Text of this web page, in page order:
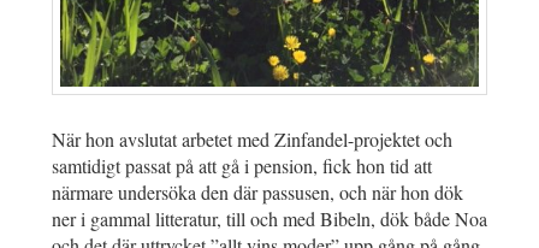
När hon avslutat arbetet med Zinfandel-projektet och
samtidigt passat på att gå i pension, fick hon tid att
närmare undersöka den där passusen, och när hon dök
ner i gammal litteratur, till och med Bibeln, dök både Noa